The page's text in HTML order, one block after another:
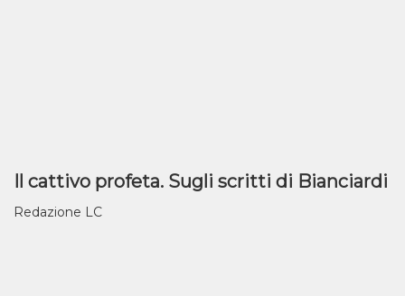
Il cattivo profeta. Sugli scritti di Bianciardi
Redazione LC